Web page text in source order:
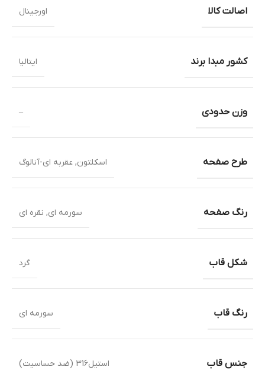
اصالت کالا اورجینال
کشور مبدا برند ایتالیا
وزن حدودی –
طرح صفحه اسکلتون, عقربه ای-آنالوگ
رنگ صفحه سورمه ای, نقره ای
شکل قاب گرد
رنگ قاب سورمه ای
جنس قاب استیل316 (ضد حساسیت)